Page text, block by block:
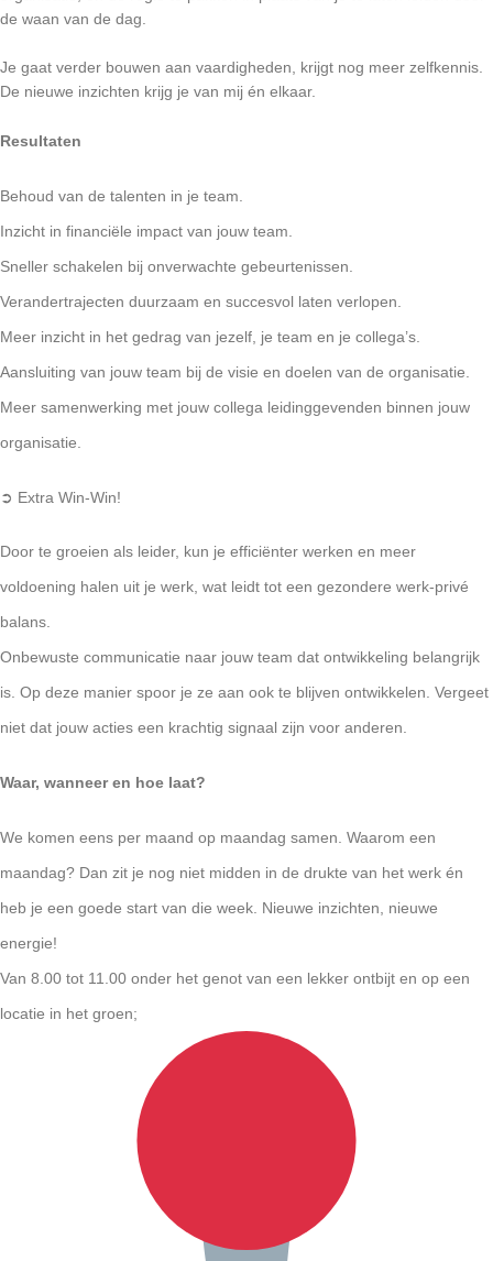
de waan van de dag.
Je gaat verder bouwen aan vaardigheden, krijgt nog meer zelfkennis.
De nieuwe inzichten krijg je van mij én elkaar.
Resultaten
Behoud van de talenten in je team.
Inzicht in financiële impact van jouw team.
Sneller schakelen bij onverwachte gebeurtenissen.
Verandertrajecten duurzaam en succesvol laten verlopen.
Meer inzicht in het gedrag van jezelf, je team en je collega’s.
Aansluiting van jouw team bij de visie en doelen van de organisatie.
Meer samenwerking met jouw collega leidinggevenden binnen jouw
organisatie.
➲ Extra Win-Win!
Door te groeien als leider, kun je efficiënter werken en meer
voldoening halen uit je werk, wat leidt tot een gezondere werk-privé
balans.
Onbewuste communicatie naar jouw team dat ontwikkeling belangrijk
is. Op deze manier spoor je ze aan ook te blijven ontwikkelen. Vergeet
niet dat jouw acties een krachtig signaal zijn voor anderen.
Waar, wanneer en hoe laat?
We komen eens per maand op maandag samen. Waarom een
maandag? Dan zit je nog niet midden in de drukte van het werk én
heb je een goede start van die week. Nieuwe inzichten, nieuwe
energie!
Van 8.00 tot 11.00 onder het genot van een lekker ontbijt en op een
locatie in het groen;